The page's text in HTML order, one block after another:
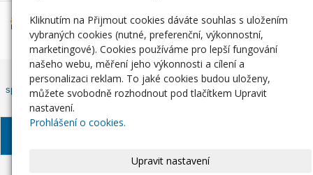
Český rybářský svaz, z. s. , Západočeský územní svaz zapsán ve
spolkovém rejstříku, vedeným Městským soudem v Praze, oddíl L, vložka
© Západočeský územní
Kliknutím na Přijmout cookies dáváte souhlas s uložením
vybraných cookies (nutné, preferenční, výkonnostní,
marketingové). Cookies používáme pro lepší fungování
našeho webu, měření jeho výkonnosti a cílení a
personalizaci reklam. To jaké cookies budou uloženy,
můžete svobodně rozhodnout pod tlačítkem Upravit
nastavení.
Prohlášení o cookies.
Upravit nastavení